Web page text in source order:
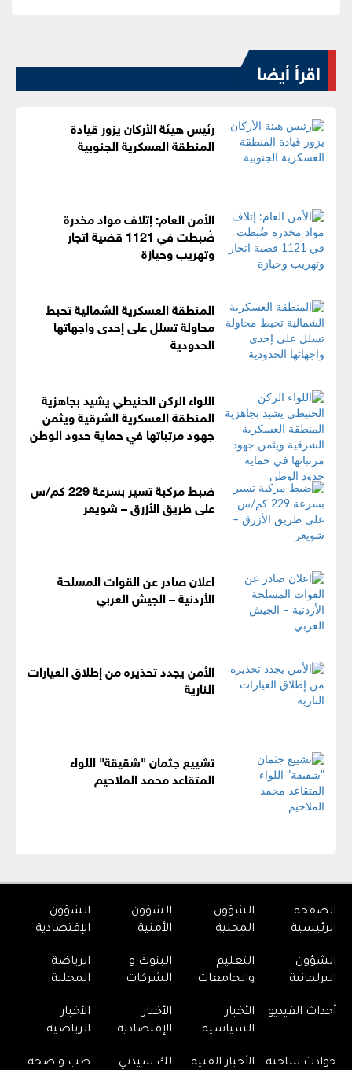
اقرأ أيضا
رئيس هيئة الأركان يزور قيادة
المنطقة العسكرية الجنوبية
الأمن العام: إتلاف مواد مخدرة
ضُبطت في 1121 قضية اتجار
وتهريب وحيازة
المنطقة العسكرية الشمالية تحبط
محاولة تسلل على إحدى واجهاتها
الحدودية
اللواء الركن الحنيطي يشيد بجاهزية
المنطقة العسكرية الشرقية ويثمن
جهود مرتباتها في حماية حدود الوطن
ضبط مركبة تسير بسرعة 229 كم/س
على طريق الأزرق – شويعر
اعلان صادر عن القوات المسلحة
الأردنية – الجيش العربي
الأمن يجدد تحذيره من إطلاق العيارات
النارية
‏تشييع جثمان "شقيقة" اللواء
المتقاعد محمد الملاحيم
الصفحة
الرئيسية
الشؤون
المحلية
الشؤون
الأمنية
الشؤون
الإقتصادية
الشؤون
البرلمانية
التعليم
والجامعات
البنوك و
الشركات
الرياضة
المحلية
أحداث الفيديو
الأخبار
السياسية
الأخبار
الإقتصادية
الأخبار
الرياضية
حوادث ساخنة الأخبار الفنية لك سيدتي طب و صحة